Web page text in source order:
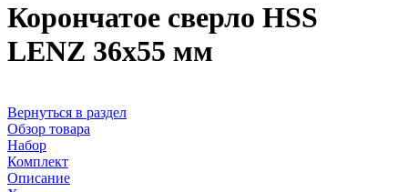
Корончатое сверло HSS
LENZ 36x55 мм
Вернуться в раздел
Обзор товара
Набор
Комплект
Описание